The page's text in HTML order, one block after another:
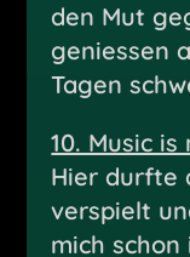
den Mut
geniessen
Tagen
10. Music
Hier durfte
verspielt
mich